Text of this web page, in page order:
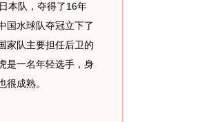
本队，夺得了16年
国水球队夺冠立下了
家队主要担任后卫的
是一名年轻选手，身
成熟。